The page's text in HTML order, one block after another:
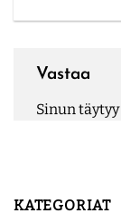
KATEGORIAT
Vastaa
Sinun täytyy